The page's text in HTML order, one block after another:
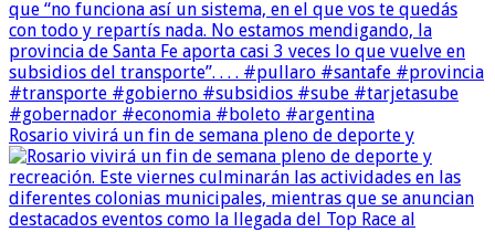
Rosario vivirá un fin de semana pleno de deporte y